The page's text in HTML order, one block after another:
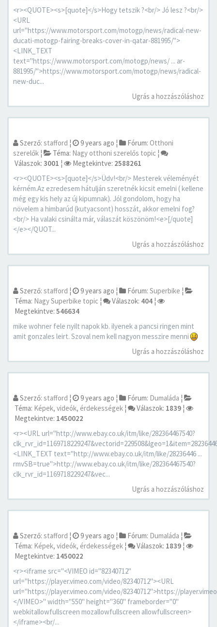
<r><QUOTE><s>[quote]</s>Hogy tetszik ?<br/> Jó lesz ?<br/>
<URL
url="https://www.motorsport.com/motogp/news/radical-new-
ducati-motogp-fairing-breaks-cover-in-qatar-881995/">
<LINK_TEXT
text="https://www.motorsport.com/motogp/news/ ... ar-
881995/">https://www.motorsport.com/motogp/news/radical-
new-duc...
Ugrás a hozzászóláshoz
Szerző: stafford ¦ 9 years ago ¦ Fórum: Otthoni
szerelők ¦ Téma: Nagy otthoni szerelős topic ¦
Válaszok: 3001 ¦ Megtekintve: 2588261
<r><QUOTE><s>[quote]</s>Üdv!<br/> Mesterek véleményét
kérném.Az ezredesem hátulján szeretnék kicsit emelni ( kellene
még egy kis hely az új kipumnak). Jól gondolom, hogy ha
növelem a himbarúd (kutyacsont) hosszát, akkor emelni fog?
<br/> Ha valaki csinálta már, válaszát köszönöm!<e>[/quote]
</e></QUOT...
Ugrás a hozzászóláshoz
Szerző: stafford ¦ 9 years ago ¦ Fórum: Superbike ¦
Téma: Nagy Superbike topic ¦ Válaszok: 404 ¦
Megtekintve: 546634
mike wohner fele nyilt napok kb. ilyenek a pancsi ringen mint
amit gonzales leirt. Szoval nem kell nagyon messzire menni
Ugrás a hozzászóláshoz
Szerző: stafford ¦ 9 years ago ¦ Fórum: Dumaláda ¦
Téma: Képek, videók, érdekességek ¦ Válaszok: 1839 ¦
Megtekintve: 1450022
<r><URL url="http://www.ebay.co.uk/itm/like/282364467540?
<LINK_TEXT text="http://www.ebay.co.uk/itm/like/28236446 ...
rmvSB=true">http://www.ebay.co.uk/itm/like/282364467540?
clk_rvr_id=1169718229247&vec...
Ugrás a hozzászóláshoz
Szerző: stafford ¦ 9 years ago ¦ Fórum: Dumaláda ¦
Téma: Képek, videók, érdekességek ¦ Válaszok: 1839 ¦
Megtekintve: 1450022
<r><iframe src="<VIMEO id="82340712"
url="https://player.vimeo.com/video/82340712"><URL
url="https://player.vimeo.com/video/82340712">https://
</VIMEO>" width="550" height="360" frameborder="0"
webkitallowfullscreen mozallowfullscreen allowfullscreen>
</iframe><br/...